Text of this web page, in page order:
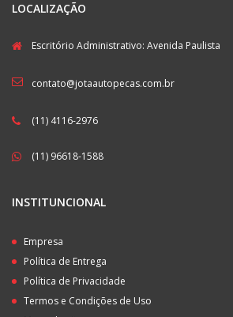
LOCALIZAÇÃO
Escritório Administrativo: Avenida Paulista
contato@jotaautopecas.com.br
(11) 4116-2976
(11) 96618-1588
INSTITUNCIONAL
Empresa
Política de Entrega
Política de Privacidade
Termos e Condições de Uso